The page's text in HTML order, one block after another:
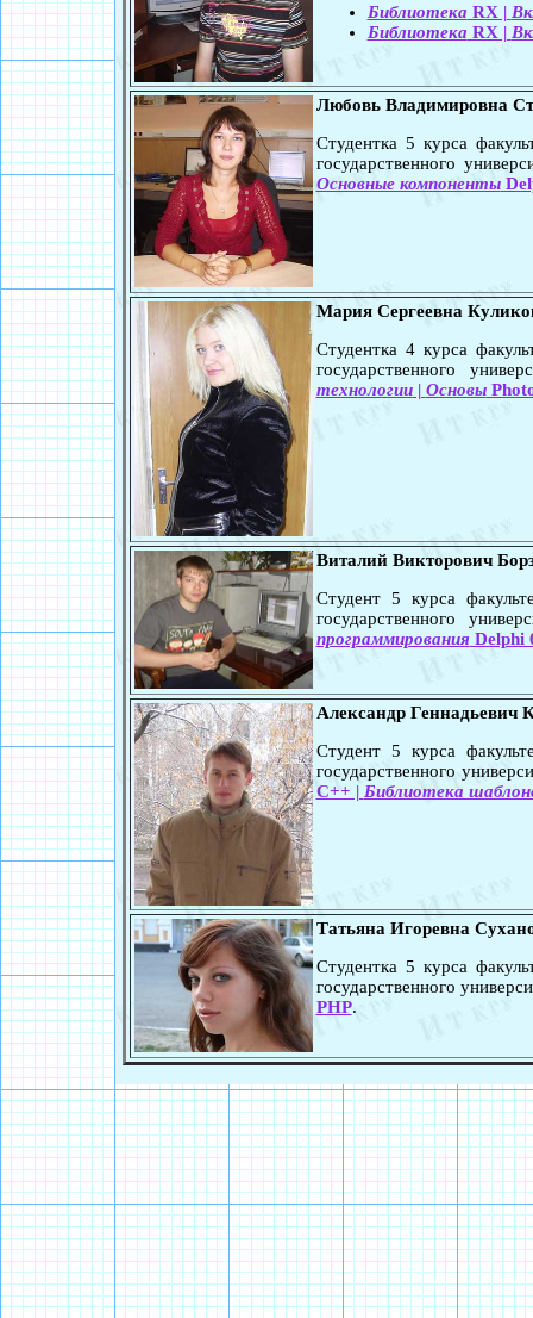
Библиотека RX |
Библиотека RX |
Любовь Владимировна
Студентка 5 курса
государственного
Основные компоненты
Мария Сергеевна
Студентка 4 курса
государственного
технологии| Основы
Виталий Викторович
Студент 5 курса
государственного
программированияDelphi
Александр Геннадьевич
Студент 5 курса
государственного
C++ | Библиотека
Татьяна Игоревна
Студентка 5 курса
государственного
PHP.